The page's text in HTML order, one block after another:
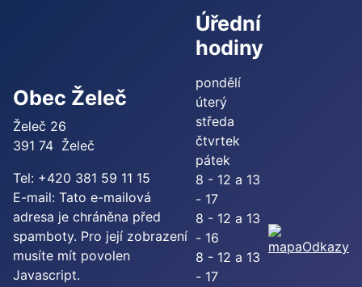
Obec Želeč
Želeč 26
391 74 Želeč
Tel: +420 381 59 11 15
E-mail: Tato e-mailová
adresa je chráněna před
spamboty. Pro její zobrazení
musíte mít povolen
Javascript.
Úřední
hodiny
pondělí
úterý
středa
čtvrtek
pátek
8 - 12 a 13
- 17
8 - 12 a 13
- 16
8 - 12 a 13
- 17
Odkazy